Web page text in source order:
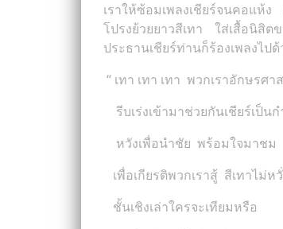
เราให้ซ้อมเพลงเชียร์จนคอแ
โปรงย้วยยาวสีเทา ใส่เสื้อนิ
ประธานเชียร์ท่านก็ร้องเพลงไป
“ เทา เทา เทา พวกเราอักษรศ
รีบเร่งเข้ามาช่วยกันเชียร์เ
หวังเพื่อนำชัย พร้อม
เพื่อเกียรติพวกเราสู้ สี
ชั้นเชิงเล่าใครจะเทียมหรือ